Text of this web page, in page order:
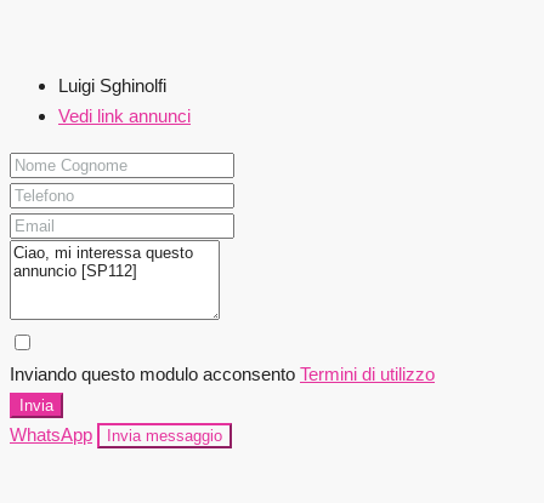
Luigi Sghinolfi
Vedi link annunci
Inviando questo modulo acconsento Termini di utilizzo
Invia
WhatsApp Invia messaggio